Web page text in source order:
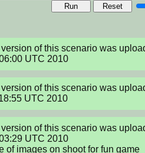
Run
Reset
of this scenario was
UTC 2010
of this scenario was
UTC 2010
of this scenario was
UTC 2010
of images on shoot for fun game